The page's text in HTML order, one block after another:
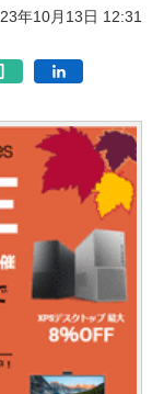
年10月13日 12:31